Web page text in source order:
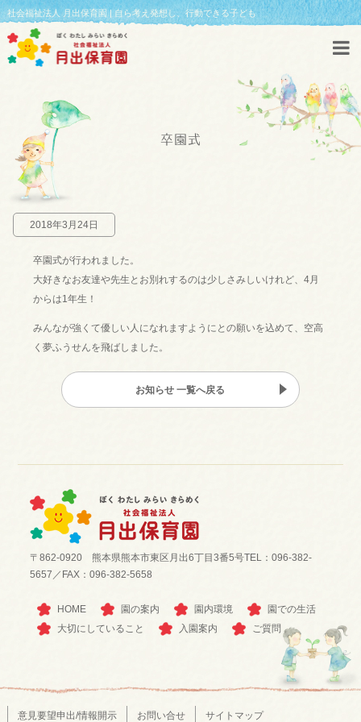
社会福祉法人 月出保育園 | 自ら考え発想し、行動できる子ども
卒園式
2018年3月24日
卒園式が行われました。
大好きなお友達や先生とお別れするのは少しさみしいけれど、4月
からは1年生！
みんなが強くて優しい人になれますようにとの願いを込めて、空高
く夢ふうせんを飛ばしました。
お知らせ 一覧へ戻る
〒862-0920 熊本県熊本市東区月出6丁目3番5号TEL：096-382-
5657／FAX：096-382-5658
HOME 園の案内 園内環境
園での生活
大切にしていること
入園案内 ご質問
意見要望申出/情報開示 お問い合せ サイトマップ